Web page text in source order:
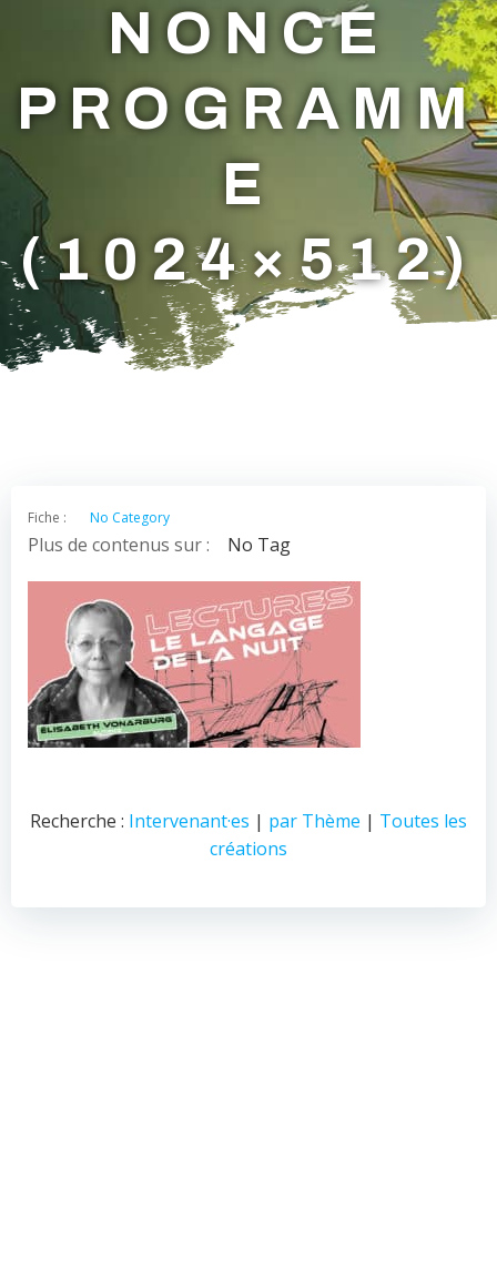
NONCE
PROGRAMM
E
(1024×512)
Fiche : No Category
Plus de contenus sur : No Tag
Recherche : Intervenant·es | par Thème | Toutes les
créations